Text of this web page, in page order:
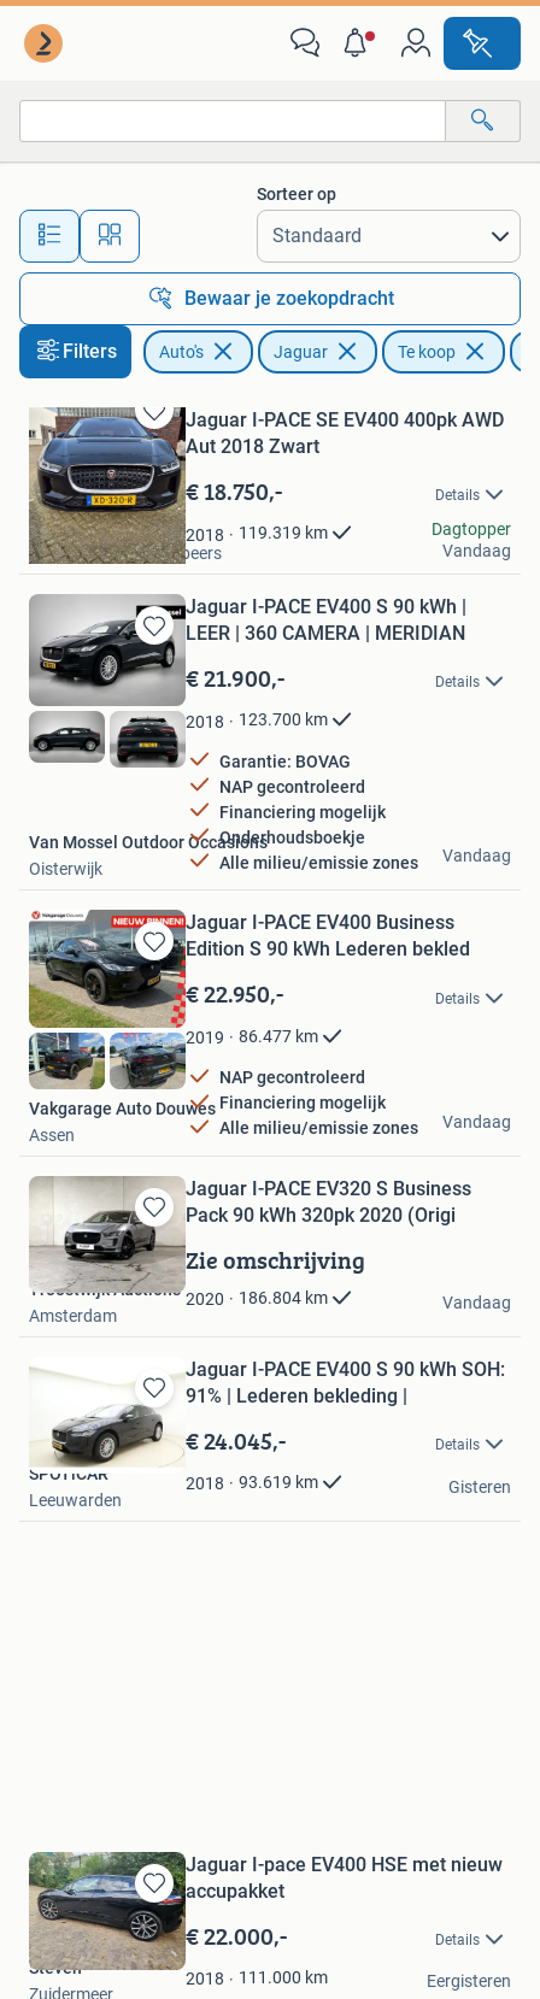
Alle afstanden…
Sorteer op
Bewaar je zoekopdracht
Filters Auto's Jaguar Te koop
Bewaren
in
Mijn
Favorieten
Jaguar I-PACE SE EV400 400pk AWD
Aut 2018 Zwart
€ 18.750,- Details
2018 119.319 km
Rene
Oost West en Middelbeers
Dagtopper
Vandaag
Bewaren
in
Favorieten
Jaguar I-PACE EV400 S 90 kWh |
LEER | 360 CAMERA | MERIDIAN
€ 21.900,- Details
2018 123.700 km
Garantie: BOVAG
NAP gecontroleerd
Financiering mogelijk
Onderhoudsboekje
Alle milieu/emissie zones
Van Mossel Outdoor Occasions
Oisterwijk
Vandaag
Bewaren
in
Mijn
Favorieten
Jaguar I-PACE EV400 Business
Edition S 90 kWh Lederen bekled
€ 22.950,- Details
2019 86.477 km
NAP gecontroleerd
Financiering mogelijk
Alle milieu/emissie zones
Vakgarage Auto Douwes
Assen
Vandaag
Bewaren
in
Mijn
Favorieten
Jaguar I-PACE EV320 S Business
Pack 90 kWh 320pk 2020 (Origi
Zie omschrijving
2020 186.804 km
Troostwijk Auctions
Amsterdam
Vandaag
Bewaren
in
Mijn
Favorieten
Jaguar I-PACE EV400 S 90 kWh SOH:
91% | Lederen bekleding |
€ 24.045,- Details
2018 93.619 km
SPOTiCAR
Leeuwarden
Gisteren
Bewaren
in
Mijn
Favorieten
Jaguar I-pace EV400 HSE met nieuw
accupakket
€ 22.000,- Details
2018 111.000 km
Steven
Zuidermeer
Eergisteren